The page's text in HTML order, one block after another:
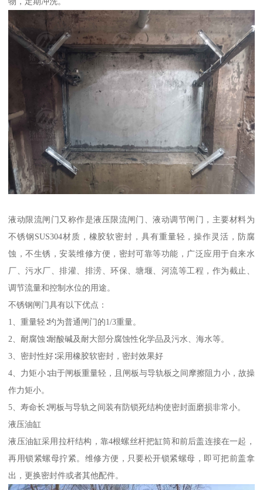
液动限流闸门又称作是液压限流闸门、液动调节闸门，主要材料为
不锈钢SUS304材质，橡胶软密封，具有重量轻，操作灵活，防腐
蚀，不生锈，安装维修方便，密封可靠等功能，广泛应用于自来水
厂、污水厂、排灌、排涝、环保、塘堰、河流等工程，作为截止、
调节流量和控制水位的用途。
不锈钢闸门具有以下优点：
1、重量轻∶约为普通闸门的1/3重量。
2、耐腐蚀∶耐酸碱及耐大部分腐蚀性化学品及污水、海水等。
3、密封性好∶采用橡胶软密封，密封效果好
4、力矩小∶由于闸板重量轻，且闸板与导轨板之间摩擦阻力小，故操
作力矩小。
5、寿命长∶闸板与导轨之间装有防锁死结构使密封面磨损非常小。
液压油缸
液压油缸采用拉杆结构，靠4根螺丝杆把缸筒和前后盖连接在一起，
再用锁紧螺母拧紧。维修方便，只要松开锁紧螺母，即可把前盖拿
出，更换密封件或者其他配件。